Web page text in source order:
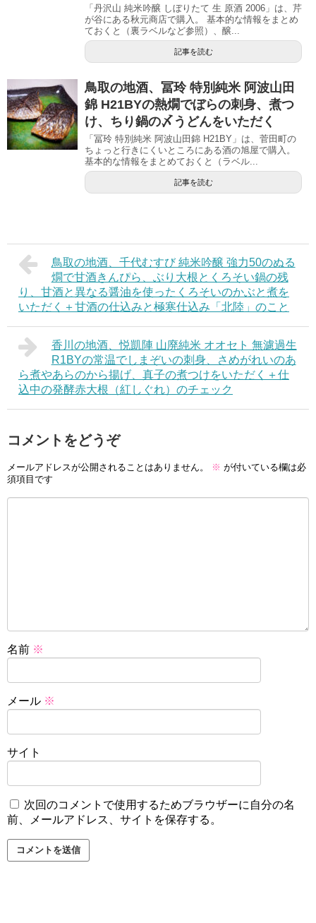
「丹沢山 純米吟醸 しぼりたて 生 原酒 2006」は、芹
が谷にある秋元商店で購入。 基本的な情報をまとめ
ておくと（裏ラベルなど参照）、醸...
記事を読む
鳥取の地酒、冨玲 特別純米 阿波山田
錦 H21BYの熱燗でぼらの刺身、煮つ
け、ちり鍋の〆うどんをいただく
「冨玲 特別純米 阿波山田錦 H21BY」は、菅田町の
ちょっと行きにくいところにある酒の旭屋で購入。
基本的な情報をまとめておくと（ラベル...
記事を読む
鳥取の地酒、千代むすび 純米吟醸 強力50のぬる
燗で甘酒きんぴら、ぶり大根とくろそい鍋の残
り、甘酒と異なる醤油を使ったくろそいのかぶと煮を
いただく＋甘酒の仕込みと極寒仕込み「北陸」のこと
香川の地酒、悦凱陣 山廃純米 オオセト 無濾過生
R1BYの常温でしまぞいの刺身、さめがれいのあ
ら煮やあらのから揚げ、真子の煮つけをいただく＋仕
込中の発酵赤大根（紅しぐれ）のチェック
コメントをどうぞ
メールアドレスが公開されることはありません。 ※ が付いている欄は必
須項目です
名前 ※
メール ※
サイト
次回のコメントで使用するためブラウザーに自分の名
前、メールアドレス、サイトを保存する。